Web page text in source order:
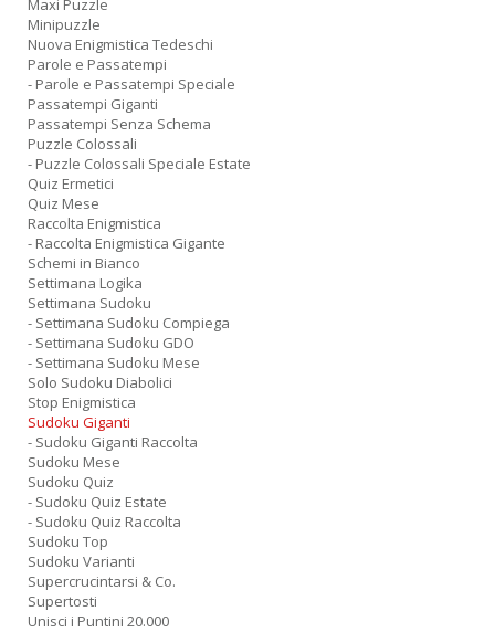
Maxi Puzzle
Minipuzzle
Nuova Enigmistica Tedeschi
Parole e Passatempi
- Parole e Passatempi Speciale
Passatempi Giganti
Passatempi Senza Schema
Puzzle Colossali
- Puzzle Colossali Speciale Estate
Quiz Ermetici
Quiz Mese
Raccolta Enigmistica
- Raccolta Enigmistica Gigante
Schemi in Bianco
Settimana Logika
Settimana Sudoku
- Settimana Sudoku Compiega
- Settimana Sudoku GDO
- Settimana Sudoku Mese
Solo Sudoku Diabolici
Stop Enigmistica
Sudoku Giganti
- Sudoku Giganti Raccolta
Sudoku Mese
Sudoku Quiz
- Sudoku Quiz Estate
- Sudoku Quiz Raccolta
Sudoku Top
Sudoku Varianti
Supercrucintarsi & Co.
Supertosti
Unisci i Puntini 20.000